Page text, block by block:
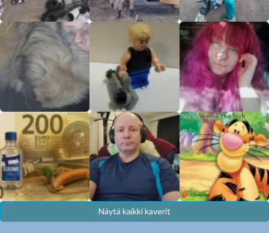
Näytä kaikki kaverit